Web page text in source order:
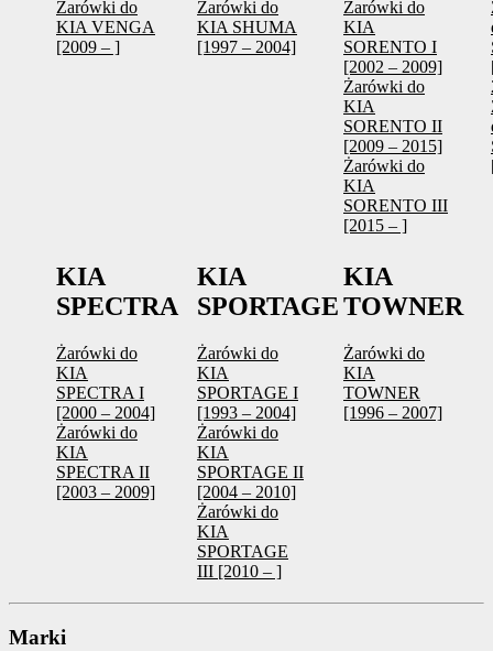
Żarówki do
KIA VENGA
[2009 – ]
Żarówki do
KIA SHUMA
[1997 – 2004]
Żarówki do
KIA
SORENTO I
[2002 – 2009]
Żarówki do
KIA
SORENTO II
[2009 – 2015]
Żarówki do
KIA
SORENTO III
[2015 – ]
KIA
SPECTRA
Żarówki do
KIA
SPECTRA I
[2000 – 2004]
Żarówki do
KIA
SPECTRA II
[2003 – 2009]
KIA
SPORTAGE
Żarówki do
KIA
SPORTAGE I
[1993 – 2004]
Żarówki do
KIA
SPORTAGE II
[2004 – 2010]
Żarówki do
KIA
SPORTAGE
III [2010 – ]
KIA
TOWNER
Żarówki do
KIA
TOWNER
[1996 – 2007]
Marki